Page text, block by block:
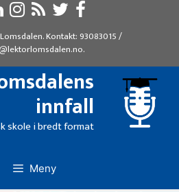
. Kontakt: 93083015/
.
innfall
skole i bredt format
Meny